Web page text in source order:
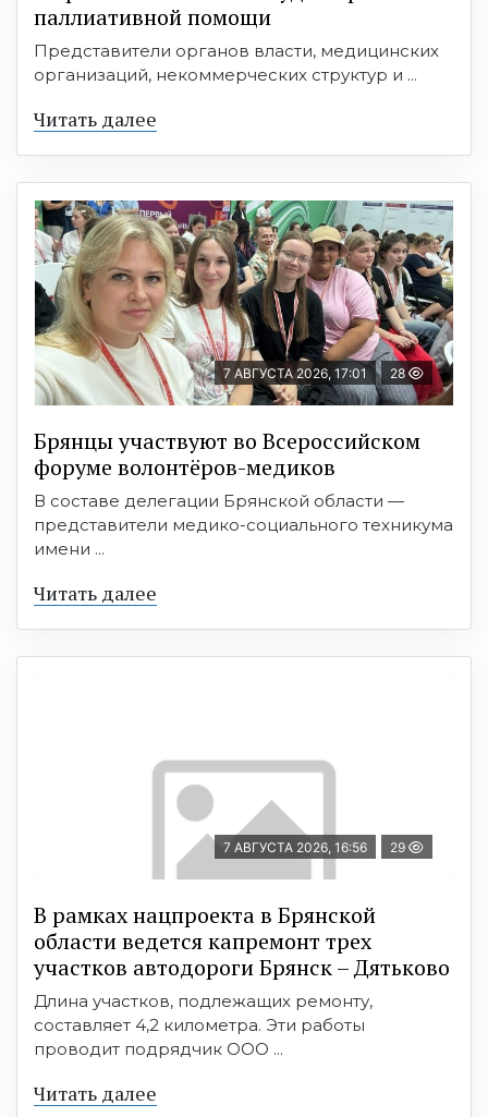
паллиативной помощи
Представители органов власти, медицинских
организаций, некоммерческих структур и ...
Читать далее
7 АВГУСТА 2026, 17:01 28
Брянцы участвуют во Всероссийском
форуме волонтёров-медиков
В составе делегации Брянской области —
представители медико-социального техникума
имени ...
Читать далее
7 АВГУСТА 2026, 16:56 29
В рамках нацпроекта в Брянской
области ведется капремонт трех
участков автодороги Брянск – Дятьково
Длина участков, подлежащих ремонту,
составляет 4,2 километра. Эти работы
проводит подрядчик ООО ...
Читать далее